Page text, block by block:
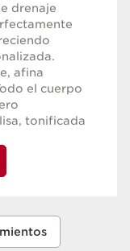
drenaje
afina
el cuerpo
tonificada